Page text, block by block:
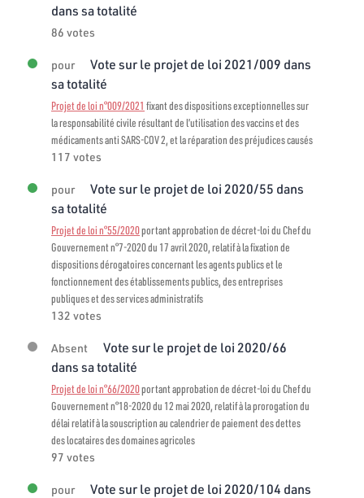
dans sa totalité
86 votes
pour
Vote sur le projet de loi 2021/009 dans
sa totalité
Projet de loi n°009/2021 fixant des dispositions exceptionnelles sur
la responsabilité civile résultant de l’utilisation des vaccins et des
médicaments anti SARS-COV 2, et la réparation des préjudices causés
117 votes
pour
Vote sur le projet de loi 2020/55 dans
sa totalité
Projet de loi n°55/2020portant approbation de décret-loi du Chef du
Gouvernement n°7-2020 du 17 avril 2020, relatif à la fixation de
dispositions dérogatoires concernant les agents publics et le
fonctionnement des établissements publics, des entreprises
publiques et des services administratifs
132 votes
Absent
Vote sur le projet de loi 2020/66
dans sa totalité
Projet de loi n°66/2020portant approbation de décret-loi du Chef du
Gouvernement n°18-2020 du 12 mai 2020, relatif à la prorogation du
délai relatif à la souscription au calendrier de paiement des dettes
des locataires des domaines agricoles
97 votes
pour
Vote sur le projet de loi 2020/104 dans